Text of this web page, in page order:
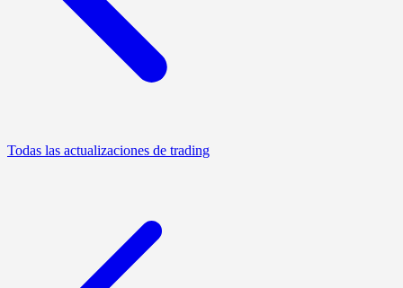
Todas las actualizaciones de trading